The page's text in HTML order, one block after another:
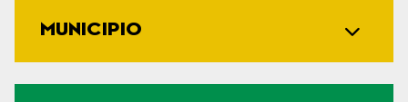
MUNICIPIO